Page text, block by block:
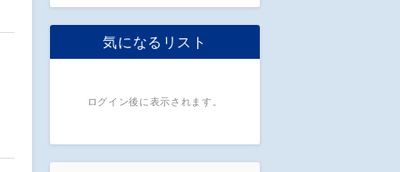
気になるリスト
ログイン後に表示されます。